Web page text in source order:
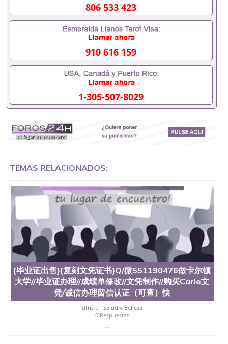
排。 国内找工作假的毕业证可以用吗551190476假的
毕业证成绩单可以办学历认证吗551190476要定居国
外需要办理什么材料551190476入职事业单位/国企假
的毕业证会查吗551190476入职国企/事业单位需要些
什么材料551190476办理假毕业证在国内能用吗, 挂科
拿不到毕业证怎么办, 毕业证丢了怎么办, 没有正常毕
业怎么办理毕业证,没毕业可以办学历认证吗,您是否
因为中途辍学、挂科而没有正常毕业551190476您是
否因为递交材料不齐而被拒之门外551190476您是否
因没正常毕业而导致回国得不到教育部认证在校挂科
了不想读了,成绩不理想毕不了业怎么办551190476找
551190476如何办理本科/硕士毕业证551190476网上
买文凭可靠吗551190476哪里可以买国外文凭
证551190476哪里可以制作美国毕业证551190476哪
买假毕业证551190476哪里可以办理加拿大毕业证
551190476申请学校办理假的毕业证成绩单可以吗
551190476哪里可以办理水印成绩单551190476哪里
可以修改成绩单GPA分数551190476假毕业证能查出
来吗551190476假文凭网上能查到吗551190476 如何
拿到国外毕业证QQ微信551190476办假大学毕业证
QQ微信551190476国外毕业证去哪认证QQ微信
551190476找毕业证封皮QQ微信551190476国外毕业
证外壳定制QQ微信551190476快速代办国外毕业证
QQ微信551190476快速拿到国外文凭QQ微信
551190476国外留学文凭认证QQ微信551190476国外
文凭回国认证QQ微信551190476泰国文凭办理QQ微
信551190476法国留学回国证明QQ微信551190476 国
外烫金照片QQ微信551190476外国文凭在中国有用吗
QQ微信551190476德国留学回国证明QQ微信
551190476爱尔兰留学回国证明QQ微信551190476国
806 533 423
910 616 159
1-305-507-8029
TEMAS RELACIONADOS:
{毕业证出售}{复刻文凭证书}Q/微551190476做卡尔顿
大学//毕业证办理//成绩单修改//文凭制作//购买Carle文
凭/诚信办理留信认证（可查）快
dfnsen Salud y Belleza
0 Respuestas
...